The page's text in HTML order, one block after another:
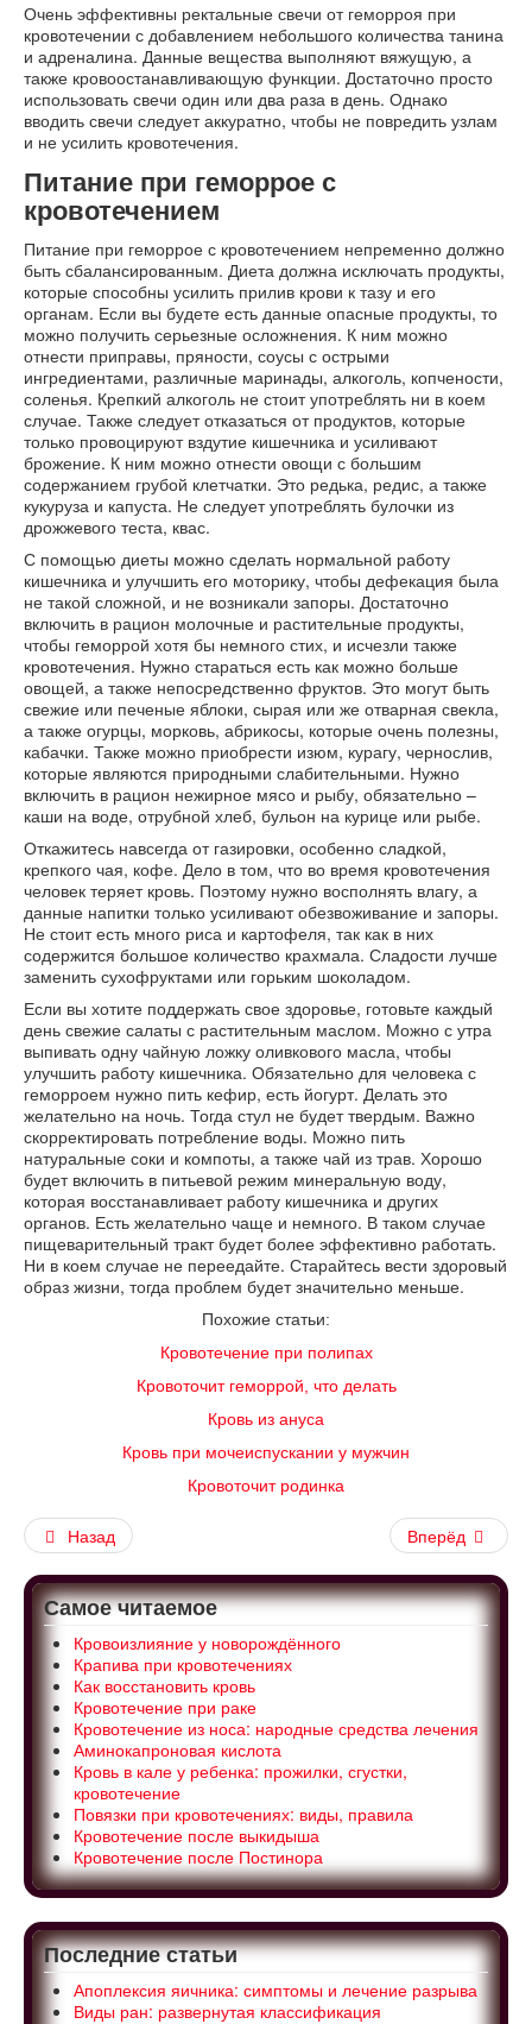
Очень эффективны ректальные свечи от геморроя при
кровотечении с добавлением небольшого количества танина
и адреналина. Данные вещества выполняют вяжущую, а
также кровоостанавливающую функции. Достаточно просто
использовать свечи один или два раза в день. Однако
вводить свечи следует аккуратно, чтобы не повредить узлам
и не усилить кровотечения.
Питание при геморрое с
кровотечением
Питание при геморрое с кровотечением непременно должно
быть сбалансированным. Диета должна исключать продукты,
которые способны усилить прилив крови к тазу и его
органам. Если вы будете есть данные опасные продукты, то
можно получить серьезные осложнения. К ним можно
отнести приправы, пряности, соусы с острыми
ингредиентами, различные маринады, алкоголь, копчености,
соленья. Крепкий алкоголь не стоит употреблять ни в коем
случае. Также следует отказаться от продуктов, которые
только провоцируют вздутие кишечника и усиливают
брожение. К ним можно отнести овощи с большим
содержанием грубой клетчатки. Это редька, редис, а также
кукуруза и капуста. Не следует употреблять булочки из
дрожжевого теста, квас.
С помощью диеты можно сделать нормальной работу
кишечника и улучшить его моторику, чтобы дефекация была
не такой сложной, и не возникали запоры. Достаточно
включить в рацион молочные и растительные продукты,
чтобы геморрой хотя бы немного стих, и исчезли также
кровотечения. Нужно стараться есть как можно больше
овощей, а также непосредственно фруктов. Это могут быть
свежие или печеные яблоки, сырая или же отварная свекла,
а также огурцы, морковь, абрикосы, которые очень полезны,
кабачки. Также можно приобрести изюм, курагу, чернослив,
которые являются природными слабительными. Нужно
включить в рацион нежирное мясо и рыбу, обязательно –
каши на воде, отрубной хлеб, бульон на курице или рыбе.
Откажитесь навсегда от газировки, особенно сладкой,
крепкого чая, кофе. Дело в том, что во время кровотечения
человек теряет кровь. Поэтому нужно восполнять влагу, а
данные напитки только усиливают обезвоживание и запоры.
Не стоит есть много риса и картофеля, так как в них
содержится большое количество крахмала. Сладости лучше
заменить сухофруктами или горьким шоколадом.
Если вы хотите поддержать свое здоровье, готовьте каждый
день свежие салаты с растительным маслом. Можно с утра
выпивать одну чайную ложку оливкового масла, чтобы
улучшить работу кишечника. Обязательно для человека с
геморроем нужно пить кефир, есть йогурт. Делать это
желательно на ночь. Тогда стул не будет твердым. Важно
скорректировать потребление воды. Можно пить
натуральные соки и компоты, а также чай из трав. Хорошо
будет включить в питьевой режим минеральную воду,
которая восстанавливает работу кишечника и других
органов. Есть желательно чаще и немного. В таком случае
пищеварительный тракт будет более эффективно работать.
Ни в коем случае не переедайте. Старайтесь вести здоровый
образ жизни, тогда проблем будет значительно меньше.
Похожие статьи:
Кровотечение при полипах
Кровоточит геморрой, что делать
Кровь из ануса
Кровь при мочеиспускании у мужчин
Кровоточит родинка
Назад Вперёд
Самое читаемое
Кровоизлияние у новорождённого
Крапива при кровотечениях
Как восстановить кровь
Кровотечение при раке
Кровотечение из носа: народные средства лечения
Аминокапроновая кислота
Кровь в кале у ребенка: прожилки, сгустки,
кровотечение
Повязки при кровотечениях: виды, правила
Кровотечение после выкидыша
Кровотечение после Постинора
Последние статьи
Апоплексия яичника: симптомы и лечение разрыва
Виды ран: развернутая классификация